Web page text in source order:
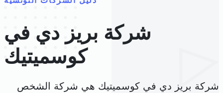
شركة بريز دي في
كوسميتيك
شركة بريز دي في كوسميتيك هي شركة الشخص